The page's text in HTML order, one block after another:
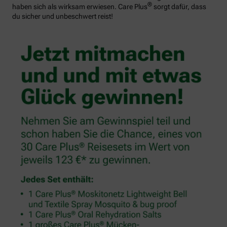
haben sich als wirksam erwiesen. Care Plus® sorgt dafür, dass
du sicher und unbeschwert reist!